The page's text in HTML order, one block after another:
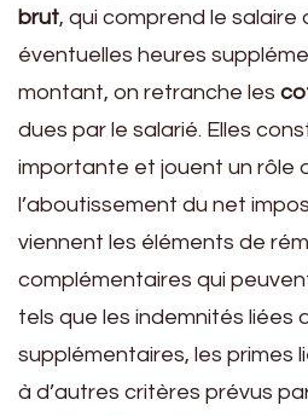
brut, qui comprend le salaire
éventuelles heures
montant, on retranche les
dues par le salarié. Elles
importante et jouent un rôle
l’aboutissement du net
viennent les éléments de
complémentaires qui
tels que les indemnités liées
supplémentaires, les primes
à d’autres critères prévus